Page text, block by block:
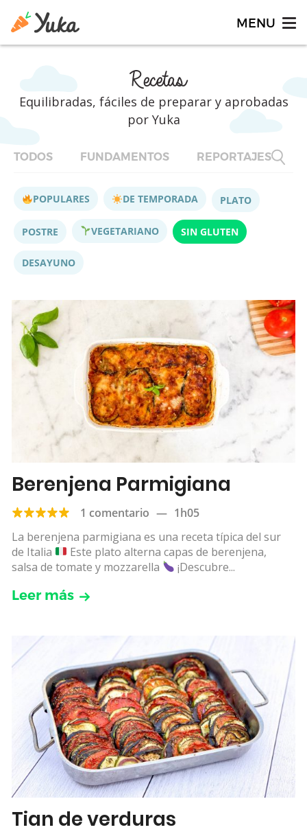
Recetas
Equilibradas, fáciles de preparar y aprobadas
por Yuka
TODOS FUNDAMENTOS REPORTAJES
POPULARES DE TEMPORADA PLATO
POSTRE VEGETARIANO SIN GLUTEN
DESAYUNO
Berenjena Parmigiana
1 comentario — 1h05
La berenjena parmigiana es una receta típica del sur
de Italia
Este plato alterna capas de berenjena,
salsa de tomate y mozzarella
¡Descubre...
Leer más
Tian de verduras